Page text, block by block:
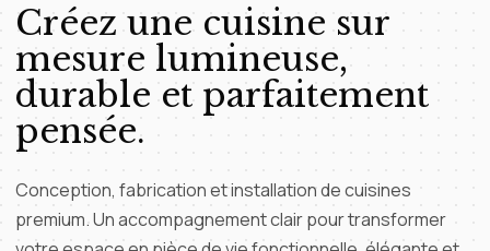
Créez une cuisine sur
mesure lumineuse,
durable et parfaitement
pensée.
Conception, fabrication et installation de cuisines
premium. Un accompagnement clair pour transformer